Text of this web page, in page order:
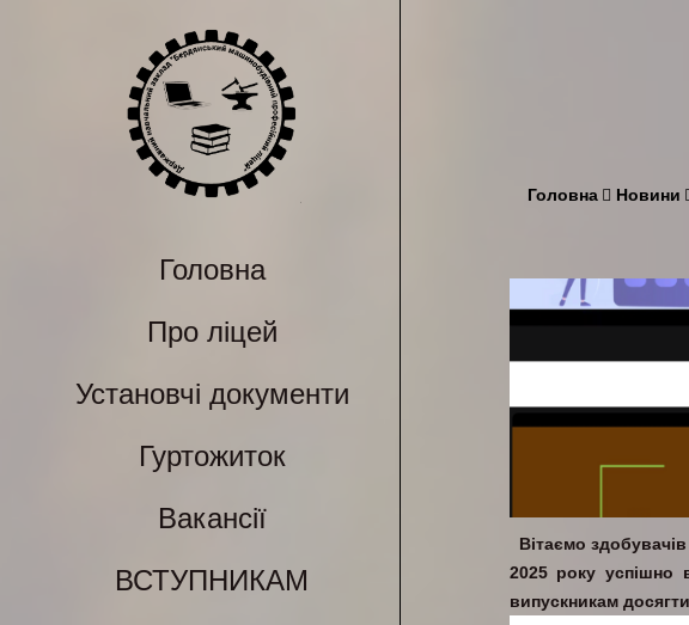
Головна
Про ліцей
Установчі документи
Гуртожиток
Вакансії
ВСТУПНИКАМ
Головна Новини
Вітаємо
2025 року успішно
випускникам